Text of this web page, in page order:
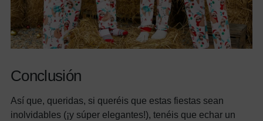
Conclusión
Así que, queridas, si queréis que estas fiestas sean
inolvidables (¡y súper elegantes!), tenéis que echar un